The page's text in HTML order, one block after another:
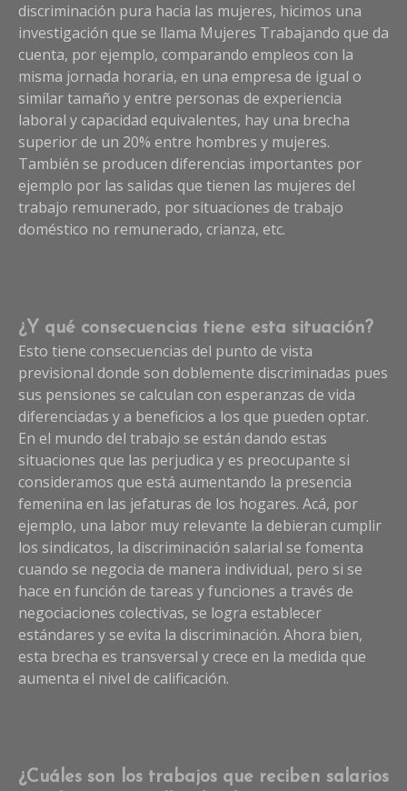
discriminación pura hacia las mujeres, hicimos una
investigación que se llama Mujeres Trabajando que da
cuenta, por ejemplo, comparando empleos con la
misma jornada horaria, en una empresa de igual o
similar tamaño y entre personas de experiencia
laboral y capacidad equivalentes, hay una brecha
superior de un 20% entre hombres y mujeres.
También se producen diferencias importantes por
ejemplo por las salidas que tienen las mujeres del
trabajo remunerado, por situaciones de trabajo
doméstico no remunerado, crianza, etc.
¿Y qué consecuencias tiene esta situación?
Esto tiene consecuencias del punto de vista
previsional donde son doblemente discriminadas pues
sus pensiones se calculan con esperanzas de vida
diferenciadas y a beneficios a los que pueden optar.
En el mundo del trabajo se están dando estas
situaciones que las perjudica y es preocupante si
consideramos que está aumentando la presencia
femenina en las jefaturas de los hogares. Acá, por
ejemplo, una labor muy relevante la debieran cumplir
los sindicatos, la discriminación salarial se fomenta
cuando se negocia de manera individual, pero si se
hace en función de tareas y funciones a través de
negociaciones colectivas, se logra establecer
estándares y se evita la discriminación. Ahora bien,
esta brecha es transversal y crece en la medida que
aumenta el nivel de calificación.
¿Cuáles son los trabajos que reciben salarios